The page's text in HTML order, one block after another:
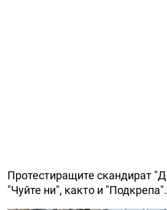
Протестиращите скандират
"Чуйте ни", както и "Подкрепа".